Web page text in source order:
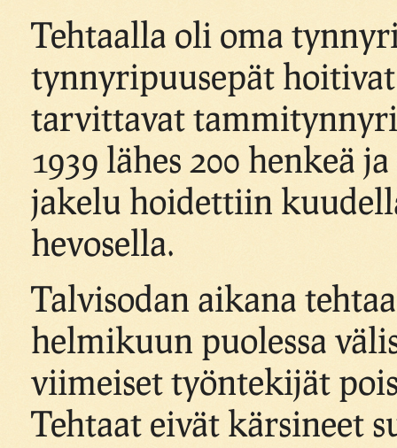
Tehtaalla oli oma
tynnyripuusepät
tarvittavat
1939 lähes 200 henkeä
jakelu hoidettiin
hevosella.
Talvisodan aikana
helmikuun puolessa
viimeiset työntekijät
Tehtaat eivät kärsineet